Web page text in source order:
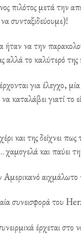
πιλότος μετά την
συνταξιδεύουμε)!
να την
αλλά το καλύτερό
για έλεγχο,
γιατί το
και της δείχνει
και παύει
Αμερικανό αιχμάλωτο
συνεισφορά του
έρχεται